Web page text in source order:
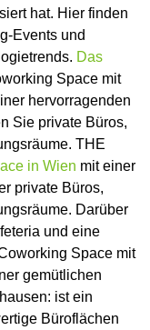
hat. Hier finden
Events und
Das
Space mit
hervorragenden
Sie private Büros,
THE
in Wien mit einer
private Büros,
Darüber
und eine
Space mit
gemütlichen
ist ein
Büroflächen